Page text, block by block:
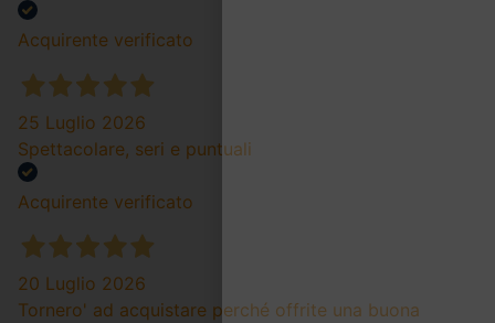
Acquirente verificato
25 Luglio 2026
Spettacolare, seri e puntuali
Acquirente verificato
20 Luglio 2026
Tornero' ad acquistare perché offrite una buona